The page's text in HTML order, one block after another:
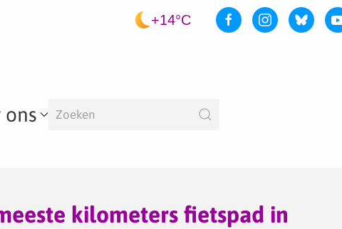
+14°C
ons
kilometers fietspad in